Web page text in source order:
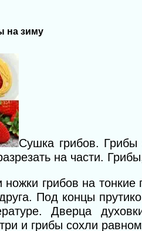
на зиму
Сушка грибов. Грибы
на части.
грибов на тонкие
Под концы
Дверца
и грибы сохли